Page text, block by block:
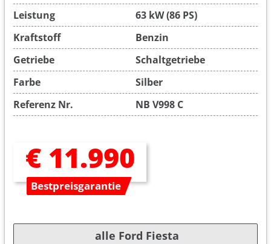
Leistung
63 kW (86 PS)
Kraftstoff
Benzin
Getriebe
Schaltgetriebe
Farbe
Silber
Referenz Nr.
NB V998 C
€ 11.990
Bestpreisgarantie
alle Ford Fiesta